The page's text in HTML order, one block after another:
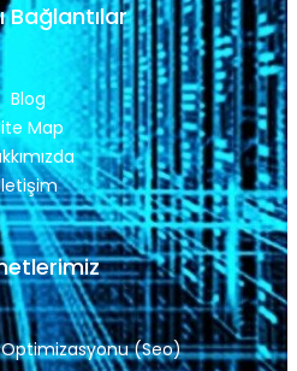
Bağlantılar
Blog
Map
(Seo)